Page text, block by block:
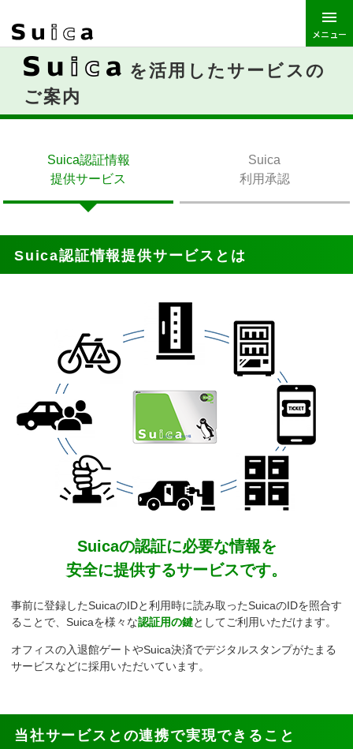
メニュー
を活用したサービスの
ご案内
Suica認証情報
提供サービス
Suica
利用承認
Suica認証情報提供サービスとは
Suicaの認証に必要な情報を
安全に提供するサービスです。
事前に登録したSuicaのIDと利用時に読み取ったSuicaのIDを照合す
ることで、Suicaを様々な認証用の鍵としてご利用いただけます。
オフィスの入退館ゲートやSuica決済でデジタルスタンプがたまる
サービスなどに採用いただいています。
当社サービスとの連携で実現できること